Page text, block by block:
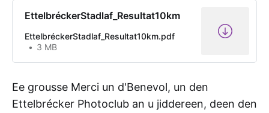
EttelbréckerStadlaf_Resultat10km
EttelbréckerStadlaf_Resultat10km.pdf
3 MB
Ee grousse Merci un d'Benevol, un den
Ettelbrécker Photoclub an u jiddereen, deen den